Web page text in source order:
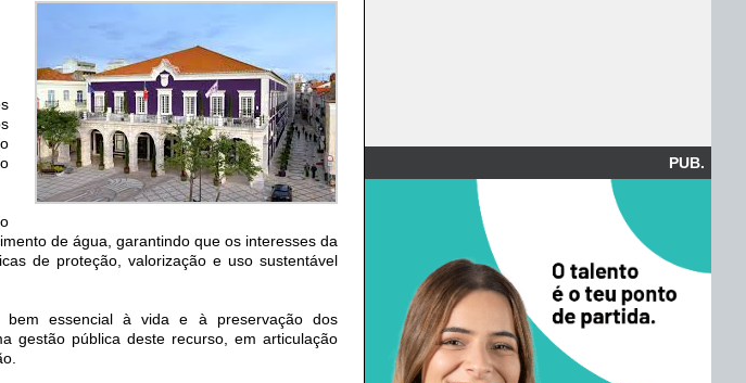
de água, garantindo que os interesses da
de proteção, valorização e uso sustentável
essencial à vida e à preservação dos
gestão pública deste recurso, em articulação
PUB.